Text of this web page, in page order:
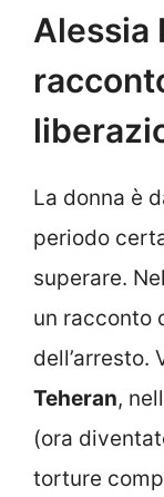
Alessia
La donna è
periodo
superare.
un racconto
dell’arresto.
Teheran,
(ora
torture